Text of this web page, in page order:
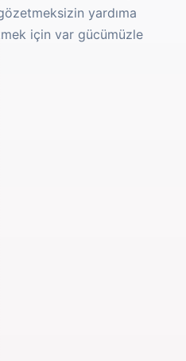
yardıma
için var gücümüzle